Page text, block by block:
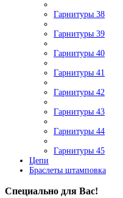
Гарнитуры 38
Гарнитуры 39
Гарнитуры 40
Гарнитуры 41
Гарнитуры 42
Гарнитуры 43
Гарнитуры 44
Гарнитуры 45
Цепи
Браслеты штамповка
Специально для Вас!